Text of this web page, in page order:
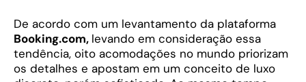
De acordo com um levantamento da plataforma
Booking.com, levando em consideração essa
tendência, oito acomodações no mundo priorizam
os detalhes e apostam em um conceito de luxo